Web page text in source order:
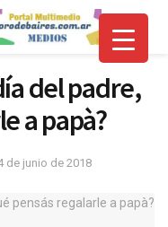
del padre,
a papà?
de junio de 2018